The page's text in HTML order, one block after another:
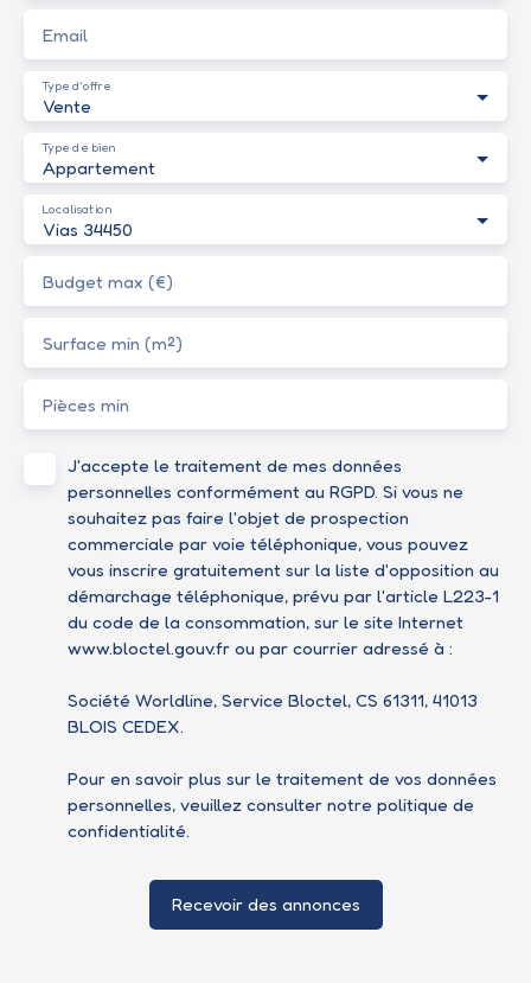
Email
Vente
Type d'offre
Appartement
Type de bien
Vias 34450
Localisation
Budget max (€)
Surface min (m²)
Pièces min
J'accepte le traitement de mes données
personnelles conformément au RGPD. Si vous ne
souhaitez pas faire l'objet de prospection
commerciale par voie téléphonique, vous pouvez
vous inscrire gratuitement sur la liste d'opposition au
démarchage téléphonique, prévu par l'article L223-1
du code de la consommation, sur le site Internet
www.bloctel.gouv.fr ou par courrier adressé à :
Société Worldline, Service Bloctel, CS 61311, 41013
BLOIS CEDEX.
Pour en savoir plus sur le traitement de vos données
personnelles, veuillez consulter notre politique de
confidentialité.
Recevoir des annonces